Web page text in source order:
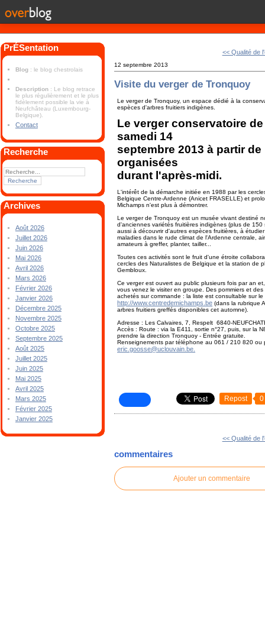
PrÉSentation
Blog : le blog chestrolais
Description : Le blog retrace
le plus régulièrement et le plus
fidèlement possible la vie à
Neufchâteau (Luxembourg-
Belgique).
Contact
Recherche
Archives
Août 2026
Juillet 2026
Juin 2026
Mai 2026
Avril 2026
Mars 2026
Février 2026
Janvier 2026
Décembre 2025
Novembre 2025
Octobre 2025
Septembre 2025
Août 2025
Juillet 2025
Juin 2025
Mai 2025
Avril 2025
Mars 2025
Février 2025
Janvier 2025
<< Qualité de
12 septembre 2013
Visite du verger de Tronquoy
Le verger de Tronquoy, un espace dédié à la
espèces d'arbres fruitiers indigènes.
Le verger conservatoire
samedi 14
septembre 2013 à partir
organisées
durant l'après-midi.
L'intérêt de la démarche initiée en 1988 par les
Belgique Centre-Ardenne (Anicet FRASELLE) et
Michamps n'est plus à démontrer.
Le verger de Tronquoy est un musée vivant destiné
d'anciennes variétés fruitières indigènes (plus de 150
aussi à découvrir d'autres espèces fruitières, à
maladies dans le rude climat de l'Ardenne centrale,
amateurs à greffer, planter, tailler...
Toutes ces activités sont le fruit d'une étroite
cercles des Naturalistes de Belgique et la station de
Gembloux.
Ce verger est ouvert au public plusieurs fois par an
vous venez le visiter en groupe. Des pommiers et
achetés sur commande : la liste est consultable sur le
http://www.centredemichamps.be (dans la rubrique
arbres fruitiers greffés disponibles cet automne).
Adresse : Les Calvaires, 7, Respelt 6840-
Accès : Route : via la E411, sortie n°27, puis, sur la
prendre la direction Tronquoy - Entrée gratuite.
Renseignements par téléphone au 061 / 210 820 ou
eric.goosse@uclouvain.be.
Repost 0
<< Qualité de
commentaires
Ajouter un commentaire